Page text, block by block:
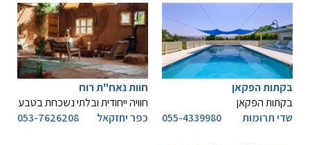
בקתות הפקאן
בקתות הפקאן
שדי תרומות
055-4339980
חוות נאח"ת רוח
חוויה ייחודית ובלתי נשכחת בטבע
כפר יחזקאל
053-7626208